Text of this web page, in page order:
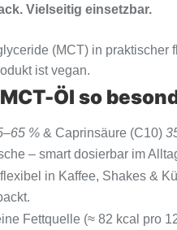
Vielseitig einsetzbar.
(MCT) in
ist vegan.
Öl so
% & Caprinsäure (C10)
– smart dosierbar im
in Kaffee, Shakes &
Fettquelle (≈ 82 kcal pro